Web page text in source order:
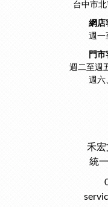
台中市
網店
週一
門市
週二至週
週六
禾宏
統